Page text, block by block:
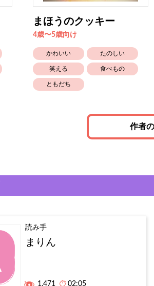
まほうのクッキー
4歳〜5歳向け
かわいい たのしい
笑える 食べもの
ともだち
作者
読み手
まりん
1,471 02:05